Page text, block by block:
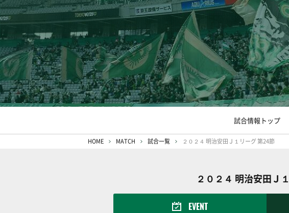
試合情報トップ
HOME MATCH 試合一覧 ２０２４ 明治安田Ｊ１リーグ 第24節
２０２４ 明治安田Ｊ
EVENT